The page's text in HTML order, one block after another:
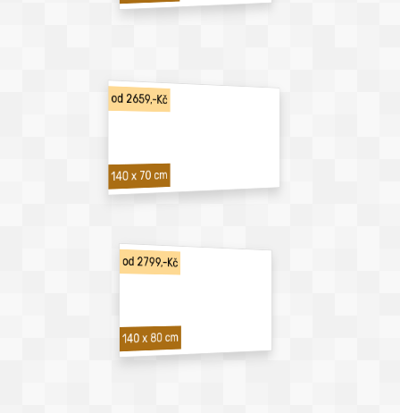
od 2659,-Kč
140 x 70 cm
od 2799,-Kč
140 x 80 cm